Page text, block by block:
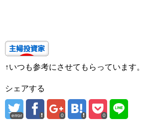
↑いつも参考にさせてもらっています。
シェアする
error 0 0